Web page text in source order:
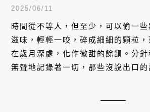
2025/06/11
時間從不等人，但至少，可以偷一
滋味，輕輕一咬，碎成細細的顆粒
在歲月深處，化作微甜的餘韻。分針
無聲地記錄著一切，那些沒說出口